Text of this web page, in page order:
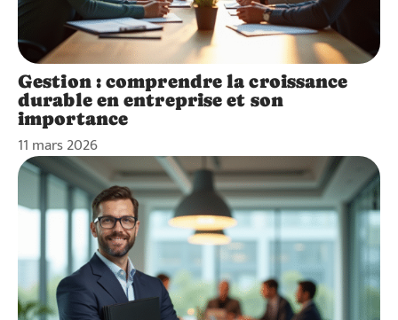
Gestion : comprendre la croissance
durable en entreprise et son
importance
11 mars 2026